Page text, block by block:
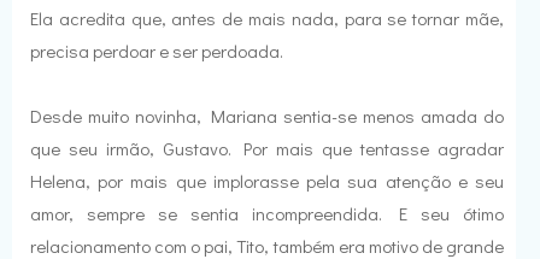
Ela acredita que, antes de mais nada, para se tornar mãe,
precisa perdoar e ser perdoada.
Desde muito novinha, Mariana sentia-se menos amada do
que seu irmão, Gustavo. Por mais que tentasse agradar
Helena, por mais que implorasse pela sua atenção e seu
amor, sempre se sentia incompreendida. E seu ótimo
relacionamento com o pai, Tito, também era motivo de grande